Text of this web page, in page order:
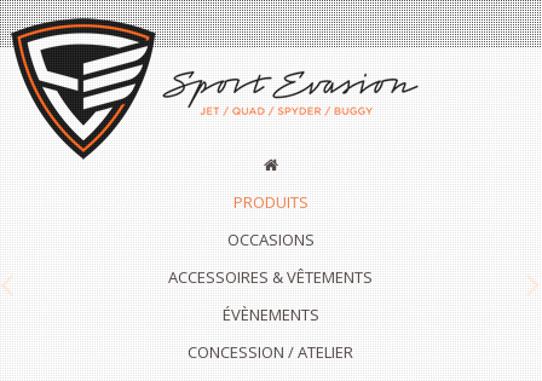
PRODUITS
OCCASIONS
ACCESSOIRES & VÊTEMENTS
ÉVÈNEMENTS
CONCESSION / ATELIER
Previous